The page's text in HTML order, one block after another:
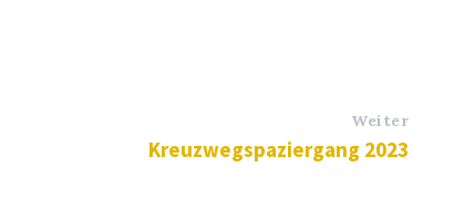
Weiter
Kreuzwegspaziergang 2023